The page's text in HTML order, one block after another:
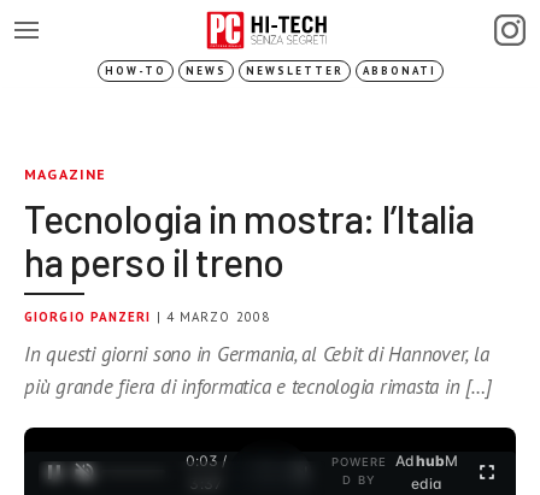
HOW-TO NEWS NEWSLETTER ABBONATI
MAGAZINE
Tecnologia in mostra: l’Italia
ha perso il treno
GIORGIO PANZERI | 4 MARZO 2008
In questi giorni sono in Germania, al Cebit di Hannover, la
più grande fiera di informatica e tecnologia rimasta in […]
0:04 /
3:37
POWERE
D BY
AdhubM
edia